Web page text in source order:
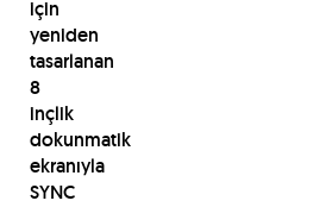
için
yeniden
tasarlanan
8
inçlik
dokunmatik
ekranıyla
SYNC